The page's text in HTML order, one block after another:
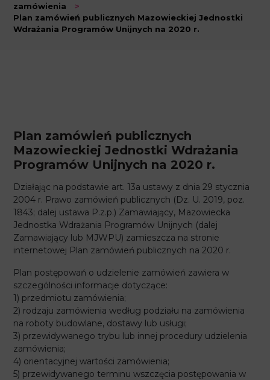
zamówienia
>
Plan zamówień publicznych Mazowieckiej Jednostki
Wdrażania Programów Unijnych na 2020 r.
Plan zamówień publicznych
Mazowieckiej Jednostki Wdrażania
Programów Unijnych na 2020 r.
Działając na podstawie art. 13a ustawy z dnia 29 stycznia
2004 r. Prawo zamówień publicznych (Dz. U. 2019, poz.
1843; dalej ustawa P.z.p.) Zamawiający, Mazowiecka
Jednostka Wdrażania Programów Unijnych (dalej
Zamawiający lub MJWPU) zamieszcza na stronie
internetowej Plan zamówień publicznych na 2020 r.
Plan postępowań o udzielenie zamówień zawiera w
szczególności informacje dotyczące:
1) przedmiotu zamówienia;
2) rodzaju zamówienia według podziału na zamówienia
na roboty budowlane, dostawy lub usługi;
3) przewidywanego trybu lub innej procedury udzielenia
zamówienia;
4) orientacyjnej wartości zamówienia;
5) przewidywanego terminu wszczęcia postępowania w